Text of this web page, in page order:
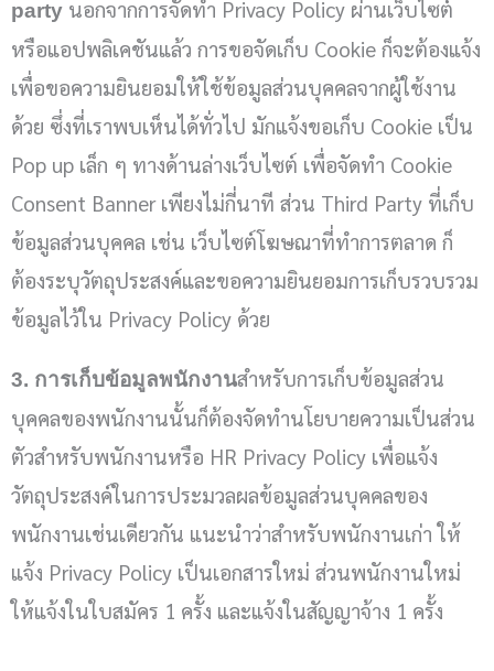
party นอกจากการจัดทำ Privacy Policy ผ่านเว็บไซต์
หรือแอปพลิเคชันแล้ว การขอจัดเก็บ Cookie ก็จะต้องแจ้ง
เพื่อขอความยินยอมให้ใช้ข้อมูลส่วนบุคคลจากผู้ใช้งาน
ด้วย ซึ่งที่เราพบเห็นได้ทั่วไป มักแจ้งขอเก็บ Cookie เป็น
Pop up เล็ก ๆ ทางด้านล่างเว็บไซต์ เพื่อจัดทำ Cookie
Consent Banner เพียงไม่กี่นาที ส่วน Third Party ที่เก็บ
ข้อมูลส่วนบุคคล เช่น เว็บไซต์โฆษณาที่ทำการตลาด ก็
ต้องระบุวัตถุประสงค์และขอความยินยอมการเก็บรวบรวม
ข้อมูลไว้ใน Privacy Policy ด้วย
3. การเก็บข้อมูลพนักงานสำหรับการเก็บข้อมูลส่วน
บุคคลของพนักงานนั้นก็ต้องจัดทำนโยบายความเป็นส่วน
ตัวสำหรับพนักงานหรือ HR Privacy Policy เพื่อแจ้ง
วัตถุประสงค์ในการประมวลผลข้อมูลส่วนบุคคลของ
พนักงานเช่นเดียวกัน แนะนำว่าสำหรับพนักงานเก่า ให้
แจ้ง Privacy Policy เป็นเอกสารใหม่ ส่วนพนักงานใหม่
ให้แจ้งในใบสมัคร 1 ครั้ง และแจ้งในสัญญาจ้าง 1 ครั้ง